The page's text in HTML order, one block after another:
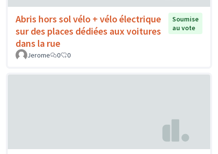
Abris hors sol vélo + vélo électrique
sur des places dédiées aux voitures
dans la rue
Soumise
au vote
Jerome 0 0